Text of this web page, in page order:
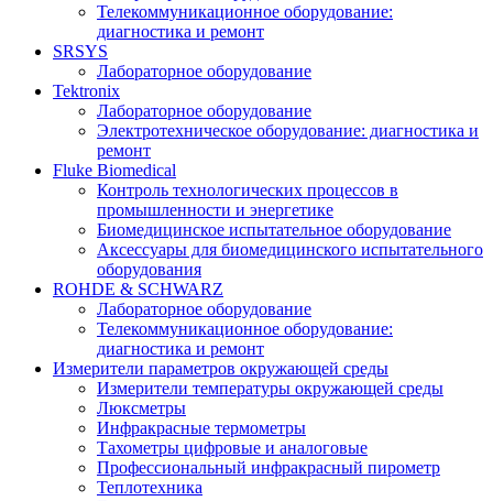
Телекоммуникационное оборудование:
диагностика и ремонт
SRSYS
Лабораторное оборудование
Tektronix
Лабораторное оборудование
Электротехническое оборудование: диагностика и
ремонт
Fluke Biomedical
Контроль технологических процессов в
промышленности и энергетике
Биомедицинское испытательное оборудование
Аксессуары для биомедицинского испытательного
оборудования
ROHDE & SCHWARZ
Лабораторное оборудование
Телекоммуникационное оборудование:
диагностика и ремонт
Измерители параметров окружающей среды
Измерители температуры окружающей среды
Люксметры
Инфракрасные термометры
Тахометры цифровые и аналоговые
Профессиональный инфракрасный пирометр
Теплотехника